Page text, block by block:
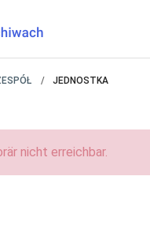
JEDNOSTKA
nicht erreichbar.